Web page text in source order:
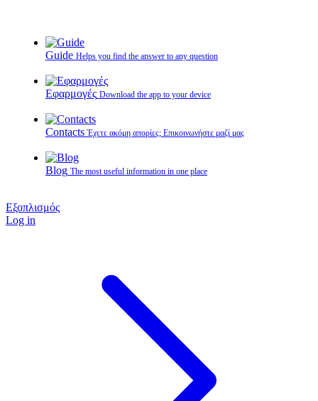
Guide Helps you find the answer to any question
Εφαρμογές Download the app to your device
Contacts Έχετε ακόμη απορίες; Επικοινωνήστε μαζί μας
Blog The most useful information in one place
Εξοπλισμός
Log in